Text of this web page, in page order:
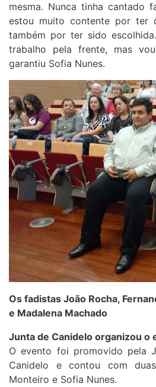
mesma. Nunca tinha cantado
estou muito contente por ter
também por ter sido
trabalho pela frente, mas
garantiu Sofia Nunes.
Os fadistas João Rocha,
e Madalena Machado
Junta de Canidelo organizou o
O evento foi promovido pela
Canidelo e contou com
Monteiro e Sofia Nunes.